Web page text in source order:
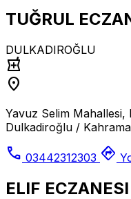
TUĞRUL
DULKADIROĞLU
local_pharmacy
location_on
Yavuz Selim Mahallesi,
Dulkadiroğlu /
call 03442312303 directions
ELIF ECZANESI